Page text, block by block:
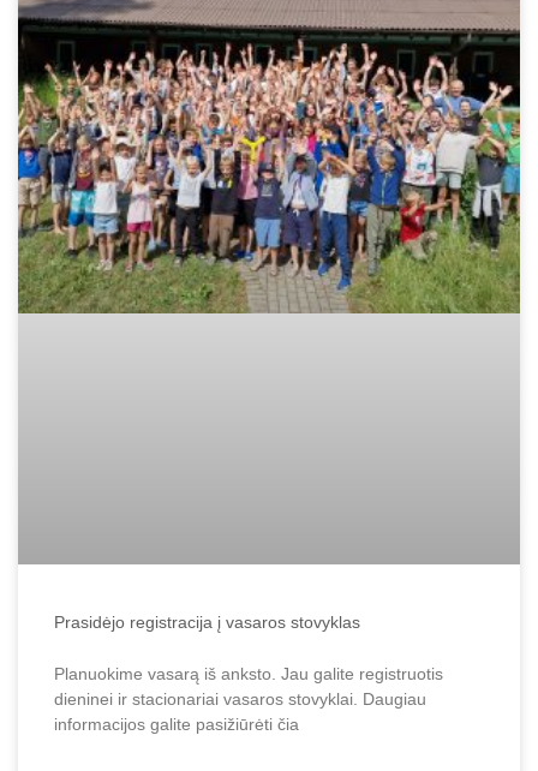
Prasidėjo registracija į vasaros stovyklas
Planuokime vasarą iš anksto. Jau galite registruotis
dieninei ir stacionariai vasaros stovyklai. Daugiau
informacijos galite pasižiūrėti čia